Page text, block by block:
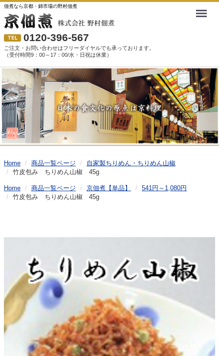
佃煮なら京都・錦市場の野村佃煮
0120-396-567
ご注文・お問い合わせはフリーダイヤルでも承っております。
（受付時間9：00～17：00/水・日祝は休業）
Home 商品一覧ページ
自家製ちりめん・ちりめん山椒
竹皮包み ちりめん山椒 45g
Home 商品一覧ページ 京佃煮【単品】
541円～1,080円
竹皮包み ちりめん山椒 45g